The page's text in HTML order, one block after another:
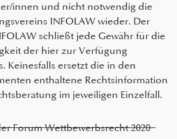
innen und nicht notwendig die
INFOLAW wieder. Der
schließt jede Gewähr für die
der hier zur Verfügung
Keinesfalls ersetzt die in den
enthaltene Rechtsinformation
im jeweiligen Einzelfall.
Forum Wettbewerbsrecht 2020